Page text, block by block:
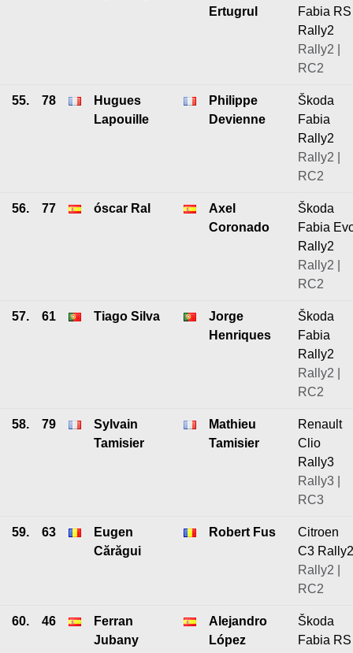
Ertugrul
Fabia RS
Rally2
Rally2 |
RC2
55. 78
Hugues
Lapouille
Philippe
Devienne
Škoda
Fabia
Rally2
Rally2 |
RC2
56. 77 óscar Ral
Axel
Coronado
Škoda
Fabia
Rally2
Rally2 |
RC2
57. 61 Tiago Silva
Jorge
Henriques
Škoda
Fabia
Rally2
Rally2 |
RC2
58. 79
Sylvain
Tamisier
Mathieu
Tamisier
Renault
Clio
Rally3
Rally3 |
RC3
59. 63
Eugen
Cărăgui
Robert Fus
Citroen
C3 Rally2
Rally2 |
RC2
60. 46
Ferran
Jubany
Alejandro
López
Škoda
Fabia RS